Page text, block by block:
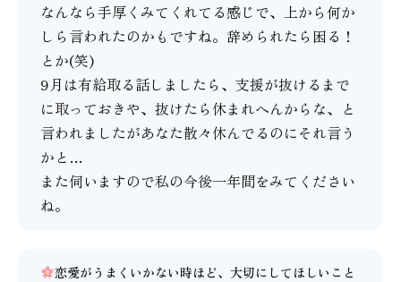
なんなら手厚くみてくれてる感じで、上から何か
しら言われたのかもですね。辞められたら困る！
とか(笑)
9月は有給取る話しましたら、支援が抜けるまで
に取っておきや、抜けたら休まれへんからな、と
言われましたがあなた散々休んでるのにそれ言う
かと…
また伺いますので私の今後一年間をみてください
ね。
恋愛がうまくいかない時ほど、大切にしてほしいこと